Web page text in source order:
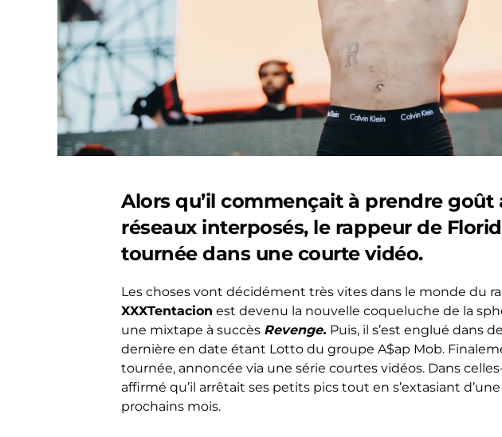
Alors qu’il commençait à prendre goût
réseaux interposés, le rappeur de
tournée dans une courte vidéo.
Les choses vont décidément très vites dans le monde du
XXXTentacion est devenu la nouvelle coqueluche de la
une mixtape à succès Revenge. Puis, il s’est englué dans
dernière en date étant Lotto du groupe A$ap Mob.
tournée, annoncée via une série courtes vidéos. Dans
affirmé qu’il arrêtait ses petits pics tout en s’extasiant
prochains mois.